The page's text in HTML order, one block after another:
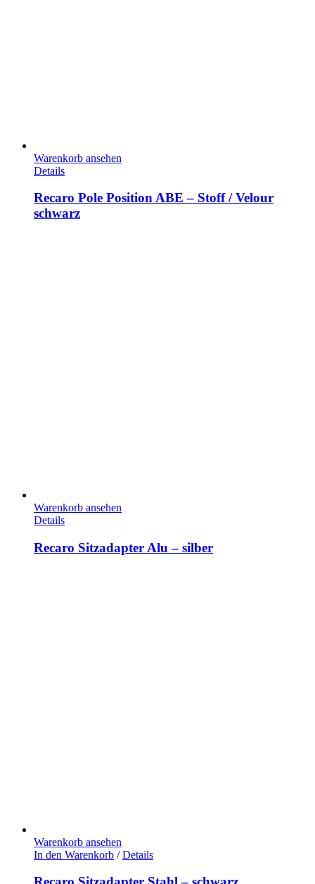
Warenkorb ansehen
Details
Recaro Pole Position ABE – Stoff / Velour
schwarz
Warenkorb ansehen
Details
Recaro Sitzadapter Alu – silber
Warenkorb ansehen
In den Warenkorb / Details